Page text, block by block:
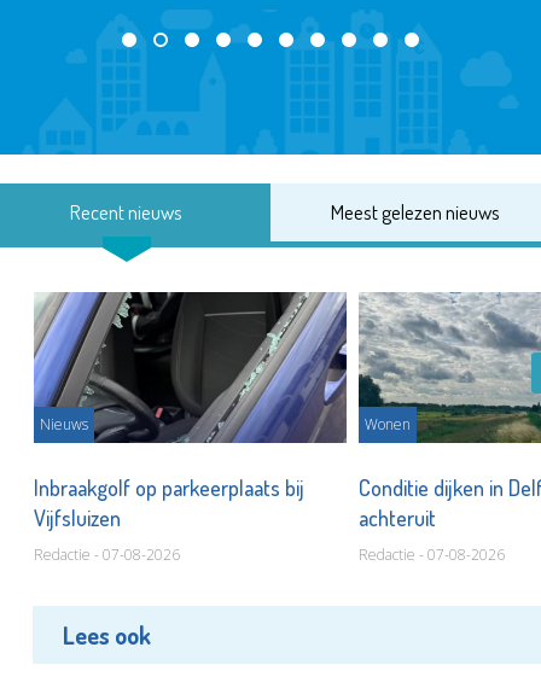
Recent nieuws Meest gelezen nieuws
Nieuws
Inbraakgolf op parkeerplaats bij
Vijfsluizen
Redactie - 07-08-2026
Wonen
Conditie dijken in
achteruit
Redactie - 07-08-2026
Lees ook